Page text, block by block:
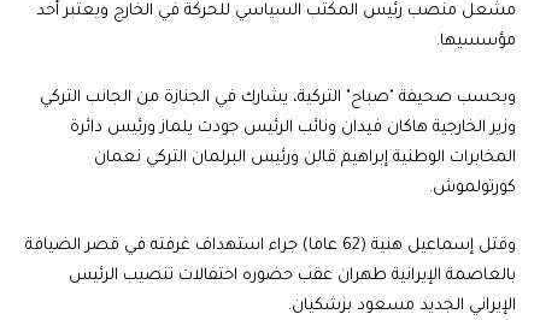
مشعل منصب رئيس المكتب السياسي للحركة في الخارج ويعتبر أحد
مؤسسيها.
وبحسب صحيفة "صباح" التركية، يشارك في الجنازة من الجانب التركي
وزير الخارجية هاكان فيدان ونائب الرئيس جودت يلماز ورئيس دائرة
المخابرات الوطنية إبراهيم قالن ورئيس البرلمان التركي نعمان
كورتولموش.
وقتل إسماعيل هنية (62 عاما) جراء استهداف غرفته في قصر الضيافة
بالعاصمة الإيرانية طهران عقب حضوره احتفالات تنصيب الرئيس
الإيراني الجديد مسعود بزشكيان.